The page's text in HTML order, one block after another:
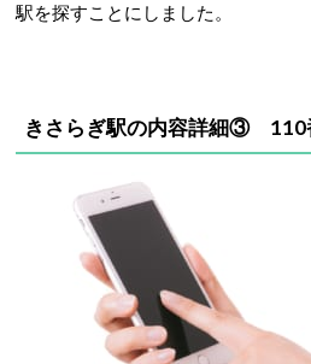
駅を探すことにしました。
きさらぎ駅の内容詳細③ 110